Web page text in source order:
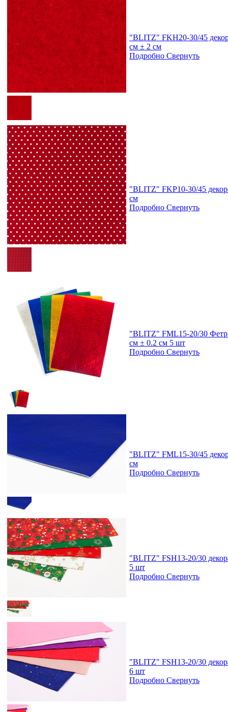
"BLITZ" FKH20-30/45
см ± 2 см
Подробно Свернуть
"BLITZ" FKP10-30/45
см
Подробно Свернуть
"BLITZ" FML15-20/30 Фетр
см ± 0.2 см 5 шт
Подробно Свернуть
"BLITZ" FML15-30/45
см
Подробно Свернуть
"BLITZ" FSH13-20/30
5 шт
Подробно Свернуть
"BLITZ" FSH13-20/30
6 шт
Подробно Свернуть